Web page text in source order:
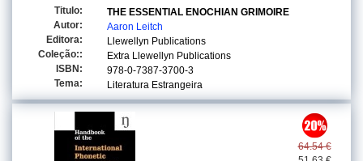
Titulo:
THE ESSENTIAL ENOCHIAN GRIMOIRE
Autor:
Aaron Leitch
Editora:
Llewellyn Publications
Coleção::
Extra Llewellyn Publications
ISBN:
978-0-7387-3700-3
Tema:
Literatura Estrangeira
64.54 €